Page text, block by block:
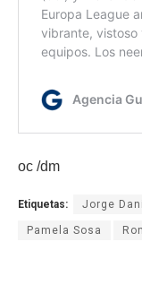
oc /dm
Etiquetas: Jorge
Pamela Sosa